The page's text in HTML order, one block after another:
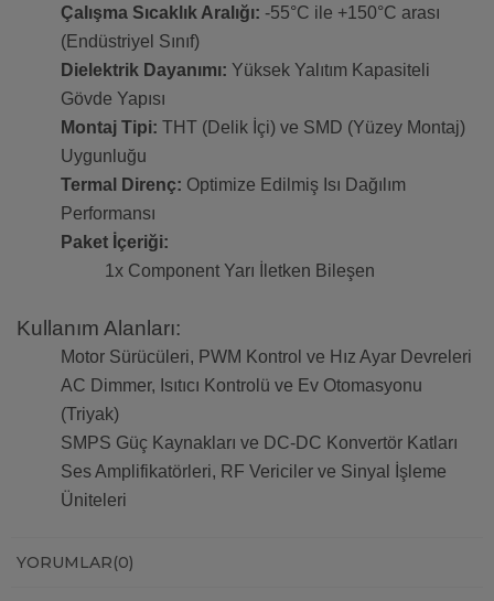
Çalışma Sıcaklık Aralığı: -55°C ile +150°C arası
(Endüstriyel Sınıf)
Dielektrik Dayanımı: Yüksek Yalıtım Kapasiteli
Gövde Yapısı
Montaj Tipi: THT (Delik İçi) ve SMD (Yüzey Montaj)
Uygunluğu
Termal Direnç: Optimize Edilmiş Isı Dağılım
Performansı
Paket İçeriği:
1x Component Yarı İletken Bileşen
Kullanım Alanları:
Motor Sürücüleri, PWM Kontrol ve Hız Ayar Devreleri
AC Dimmer, Isıtıcı Kontrolü ve Ev Otomasyonu
(Triyak)
SMPS Güç Kaynakları ve DC-DC Konvertör Katları
Ses Amplifikatörleri, RF Vericiler ve Sinyal İşleme
Üniteleri
YORUMLAR(0)